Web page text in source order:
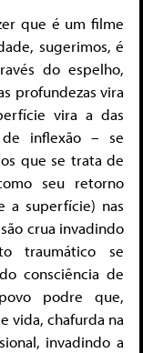
que é um filme
sugerimos, é
do espelho,
profundezas vira
vira a das
de inflexão – se
que se trata de
seu retorno
a superfície) nas
crua invadindo
traumático se
consciência de
podre que,
vida, chafurda na
invadindo a